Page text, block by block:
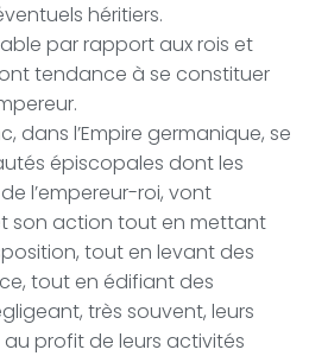
héritiers.
par rapport aux rois et
tendance à se constituer
dans l’Empire germanique, se
épiscopales dont les
l’empereur-roi, vont
son action tout en mettant
tout en levant des
tout en édifiant des
très souvent, leurs
profit de leurs activités